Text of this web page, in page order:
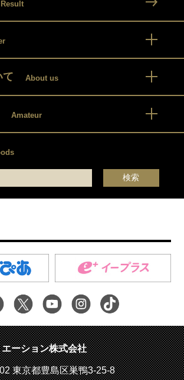
Result
て About us
Amateur
ーション株式会社
東京都豊島区巣鴨3-25-8